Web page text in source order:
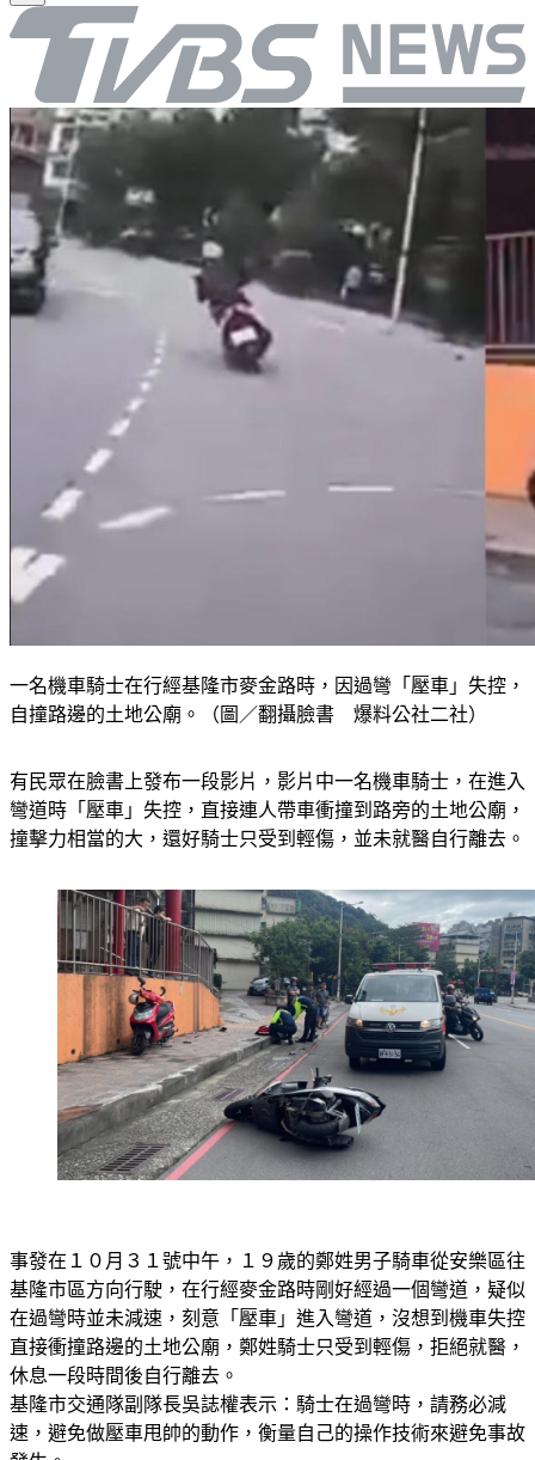
一名機車騎士在行經基隆市麥金路時，因過彎「壓車」失控，
自撞路邊的土地公廟。（圖／翻攝臉書 爆料公社二社）
有民眾在臉書上發布一段影片，影片中一名機車騎士，在進入
彎道時「壓車」失控，直接連人帶車衝撞到路旁的土地公廟，
撞擊力相當的大，還好騎士只受到輕傷，並未就醫自行離去。
事發在１０月３１號中午，１９歲的鄭姓男子騎車從安樂區往
基隆市區方向行駛，在行經麥金路時剛好經過一個彎道，疑似
在過彎時並未減速，刻意「壓車」進入彎道，沒想到機車失控
直接衝撞路邊的土地公廟，鄭姓騎士只受到輕傷，拒絕就醫，
休息一段時間後自行離去。
基隆市交通隊副隊長吳誌權表示：騎士在過彎時，請務必減
速，避免做壓車甩帥的動作，衡量自己的操作技術來避免事故